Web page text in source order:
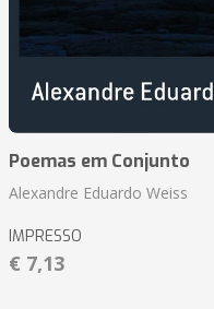
Poemas em Conjunto
Alexandre Eduardo Weiss
IMPRESSO
€ 7,13